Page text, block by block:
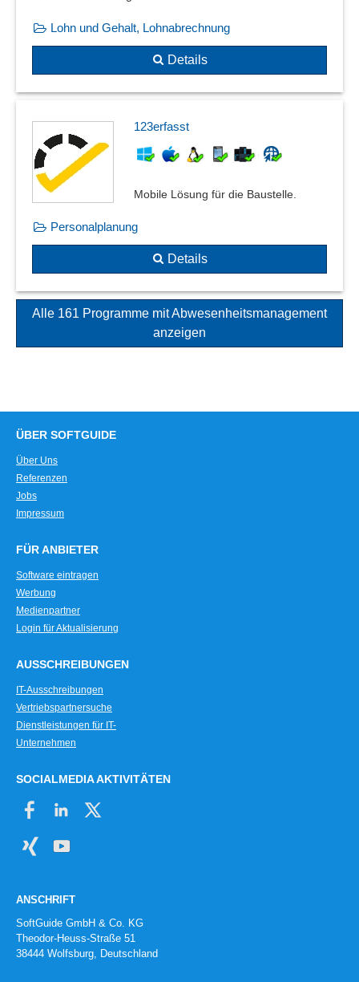
Lohn und Gehalt, Lohnabrechnung
Details
123erfasst
Mobile Lösung für die Baustelle.
Personalplanung
Details
Alle 161 Programme mit Abwesenheitsmanagement
anzeigen
ÜBER SOFTGUIDE
Über Uns
Referenzen
Jobs
Impressum
FÜR ANBIETER
Software eintragen
Werbung
Medienpartner
Login für Aktualisierung
AUSSCHREIBUNGEN
IT-Ausschreibungen
Vertriebspartnersuche
Dienstleistungen für IT-
Unternehmen
SOCIALMEDIA AKTIVITÄTEN
ANSCHRIFT
SoftGuide GmbH & Co. KG
Theodor-Heuss-Straße 51
38444 Wolfsburg, Deutschland